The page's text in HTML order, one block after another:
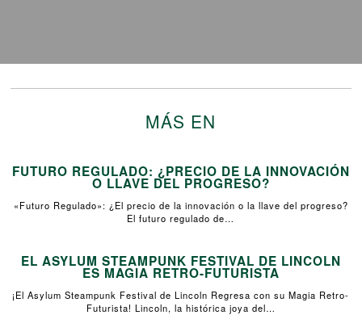
MÁS EN
FUTURO REGULADO: ¿PRECIO DE LA INNOVACIÓN
O LLAVE DEL PROGRESO?
«Futuro Regulado»: ¿El precio de la innovación o la llave del progreso?
El futuro regulado de…
EL ASYLUM STEAMPUNK FESTIVAL DE LINCOLN
ES MAGIA RETRO-FUTURISTA
¡El Asylum Steampunk Festival de Lincoln Regresa con su Magia Retro-
Futurista! Lincoln, la histórica joya del…